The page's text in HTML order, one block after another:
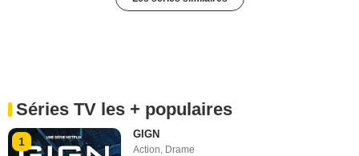
Séries TV les + populaires
1
GIGN
Action Drame